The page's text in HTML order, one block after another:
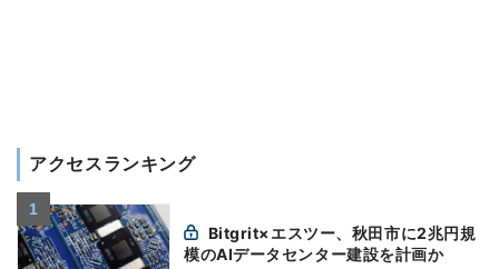
アクセスランキング
模のAIデータセンター建設を計画か